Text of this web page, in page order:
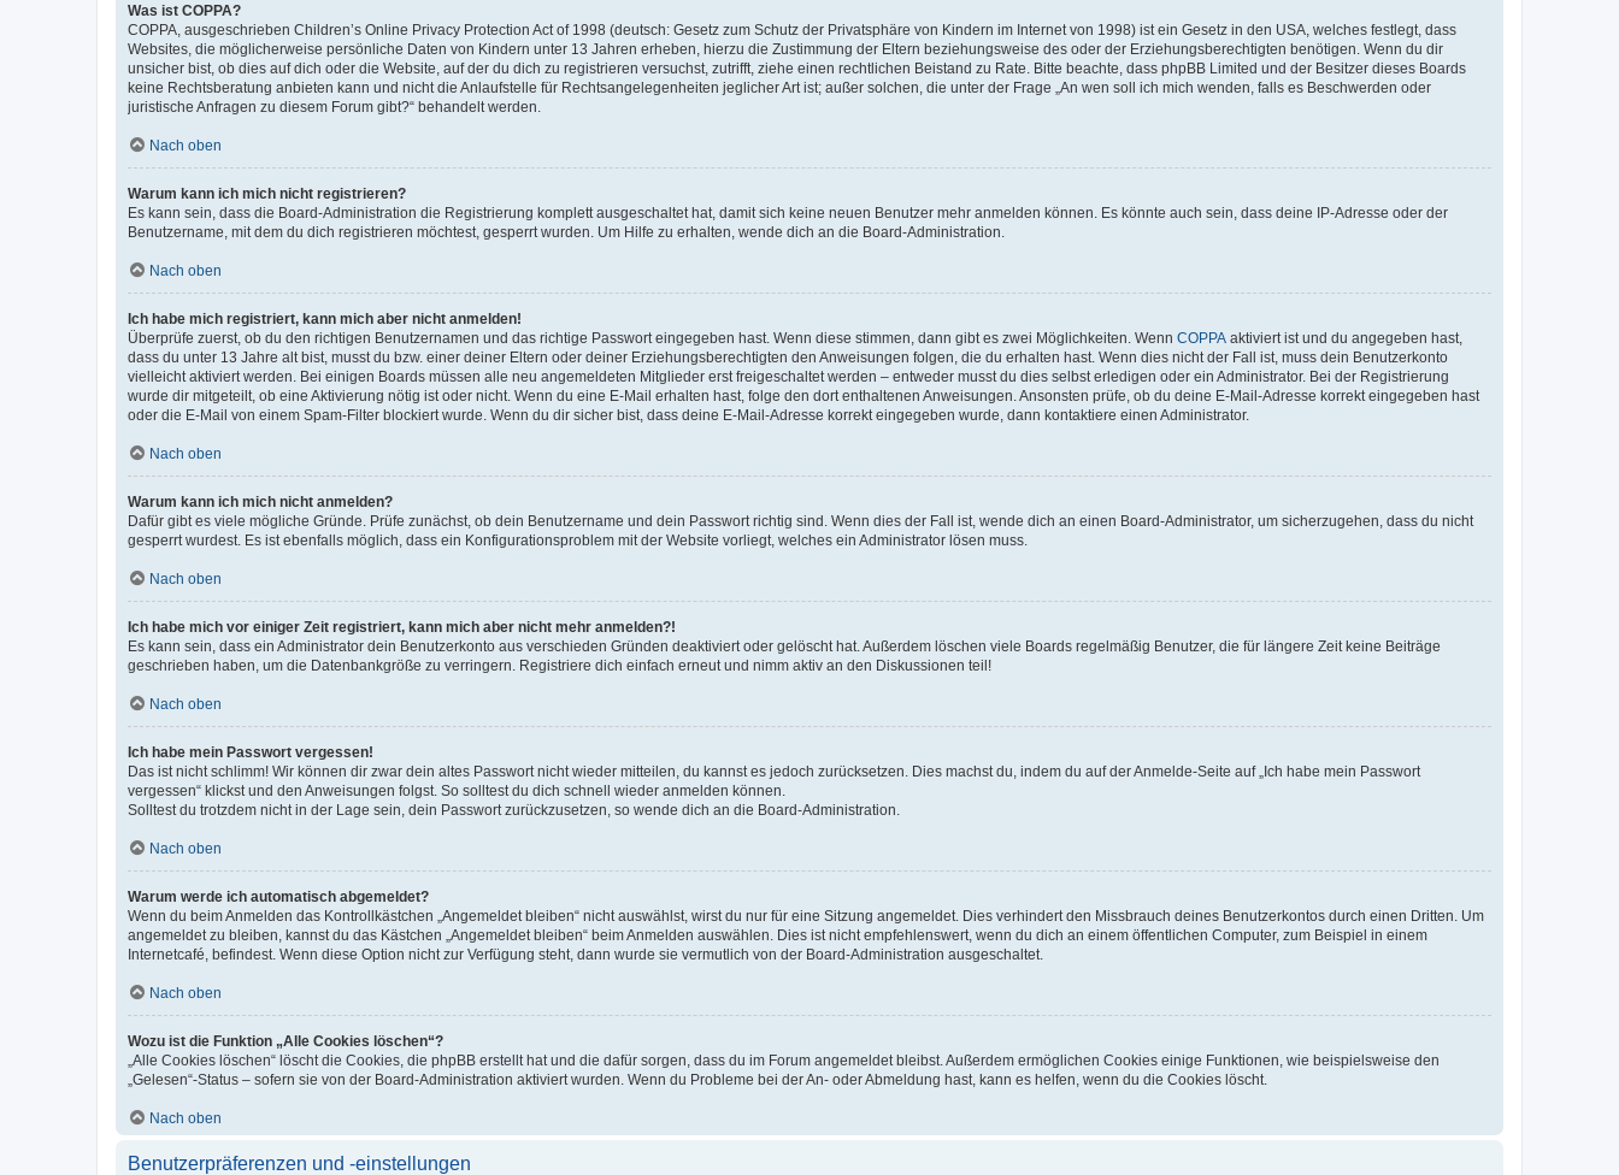
Was ist COPPA?
COPPA, ausgeschrieben Children’s Online Privacy Protection Act of 1998 (deutsch: Gesetz zum Schutz der Privatsphäre von Kindern im Internet von 1998) ist ein Gesetz in den USA, welches festlegt, dass
Websites, die möglicherweise persönliche Daten von Kindern unter 13 Jahren erheben, hierzu die Zustimmung der Eltern beziehungsweise des oder der Erziehungsberechtigten benötigen. Wenn du dir
unsicher bist, ob dies auf dich oder die Website, auf der du dich zu registrieren versuchst, zutrifft, ziehe einen rechtlichen Beistand zu Rate. Bitte beachte, dass phpBB Limited und der Besitzer dieses Boards
keine Rechtsberatung anbieten kann und nicht die Anlaufstelle für Rechtsangelegenheiten jeglicher Art ist; außer solchen, die unter der Frage „An wen soll ich mich wenden, falls es Beschwerden oder
juristische Anfragen zu diesem Forum gibt?“ behandelt werden.
Nach oben
Warum kann ich mich nicht registrieren?
Es kann sein, dass die Board-Administration die Registrierung komplett ausgeschaltet hat, damit sich keine neuen Benutzer mehr anmelden können. Es könnte auch sein, dass deine IP-Adresse oder der
Benutzername, mit dem du dich registrieren möchtest, gesperrt wurden. Um Hilfe zu erhalten, wende dich an die Board-Administration.
Nach oben
Ich habe mich registriert, kann mich aber nicht anmelden!
Überprüfe zuerst, ob du den richtigen Benutzernamen und das richtige Passwort eingegeben hast. Wenn diese stimmen, dann gibt es zwei Möglichkeiten. Wenn COPPA aktiviert ist und du angegeben hast,
dass du unter 13 Jahre alt bist, musst du bzw. einer deiner Eltern oder deiner Erziehungsberechtigten den Anweisungen folgen, die du erhalten hast. Wenn dies nicht der Fall ist, muss dein Benutzerkonto
vielleicht aktiviert werden. Bei einigen Boards müssen alle neu angemeldeten Mitglieder erst freigeschaltet werden – entweder musst du dies selbst erledigen oder ein Administrator. Bei der Registrierung
wurde dir mitgeteilt, ob eine Aktivierung nötig ist oder nicht. Wenn du eine E-Mail erhalten hast, folge den dort enthaltenen Anweisungen. Ansonsten prüfe, ob du deine E-Mail-Adresse korrekt eingegeben hast
oder die E-Mail von einem Spam-Filter blockiert wurde. Wenn du dir sicher bist, dass deine E-Mail-Adresse korrekt eingegeben wurde, dann kontaktiere einen Administrator.
Nach oben
Warum kann ich mich nicht anmelden?
Dafür gibt es viele mögliche Gründe. Prüfe zunächst, ob dein Benutzername und dein Passwort richtig sind. Wenn dies der Fall ist, wende dich an einen Board-Administrator, um sicherzugehen, dass du nicht
gesperrt wurdest. Es ist ebenfalls möglich, dass ein Konfigurationsproblem mit der Website vorliegt, welches ein Administrator lösen muss.
Nach oben
Ich habe mich vor einiger Zeit registriert, kann mich aber nicht mehr anmelden?!
Es kann sein, dass ein Administrator dein Benutzerkonto aus verschieden Gründen deaktiviert oder gelöscht hat. Außerdem löschen viele Boards regelmäßig Benutzer, die für längere Zeit keine Beiträge
geschrieben haben, um die Datenbankgröße zu verringern. Registriere dich einfach erneut und nimm aktiv an den Diskussionen teil!
Nach oben
Ich habe mein Passwort vergessen!
Das ist nicht schlimm! Wir können dir zwar dein altes Passwort nicht wieder mitteilen, du kannst es jedoch zurücksetzen. Dies machst du, indem du auf der Anmelde-Seite auf „Ich habe mein Passwort
vergessen“ klickst und den Anweisungen folgst. So solltest du dich schnell wieder anmelden können.
Solltest du trotzdem nicht in der Lage sein, dein Passwort zurückzusetzen, so wende dich an die Board-Administration.
Nach oben
Warum werde ich automatisch abgemeldet?
Wenn du beim Anmelden das Kontrollkästchen „Angemeldet bleiben“ nicht auswählst, wirst du nur für eine Sitzung angemeldet. Dies verhindert den Missbrauch deines Benutzerkontos durch einen Dritten. Um
angemeldet zu bleiben, kannst du das Kästchen „Angemeldet bleiben“ beim Anmelden auswählen. Dies ist nicht empfehlenswert, wenn du dich an einem öffentlichen Computer, zum Beispiel in einem
Internetcafé, befindest. Wenn diese Option nicht zur Verfügung steht, dann wurde sie vermutlich von der Board-Administration ausgeschaltet.
Nach oben
Wozu ist die Funktion „Alle Cookies löschen“?
„Alle Cookies löschen“ löscht die Cookies, die phpBB erstellt hat und die dafür sorgen, dass du im Forum angemeldet bleibst. Außerdem ermöglichen Cookies einige Funktionen, wie beispielsweise den
„Gelesen“-Status – sofern sie von der Board-Administration aktiviert wurden. Wenn du Probleme bei der An- oder Abmeldung hast, kann es helfen, wenn du die Cookies löscht.
Nach oben
Benutzerpräferenzen und -einstellungen